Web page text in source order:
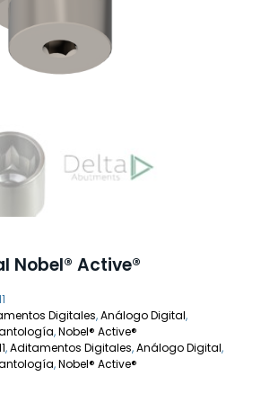
Nobel® Active®
Digitales,Análogo Digital,
,Nobel® Active®
,Aditamentos Digitales,Análogo Digital,
,Nobel® Active®